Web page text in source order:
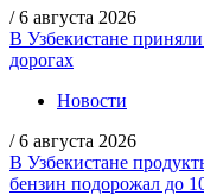
/ 6 августа 2026
В Узбекистане
дорогах
Новости
/ 6 августа 2026
В Узбекистане
бензин подорожал до